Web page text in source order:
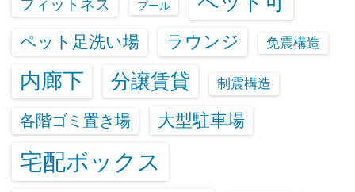
フィットネス プール
ペット足洗い場 ラウンジ 免震構造
内廊下 分譲賃貸 制震構造
各階ゴミ置き場 大型駐車場
宅配ボックス